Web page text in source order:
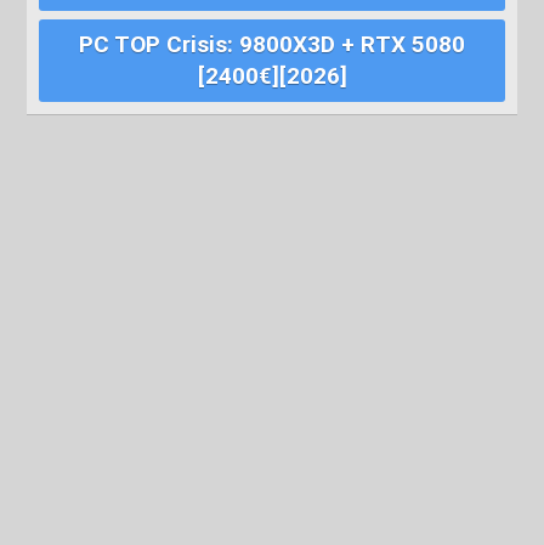
PC TOP Crisis: 9800X3D + RTX 5080
[2400€][2026]